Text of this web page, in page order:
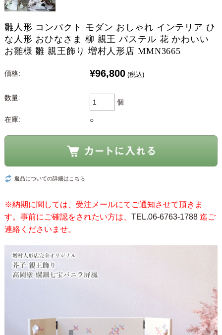
雛人形 コンパクト モダン おしゃれ インテリア ひ
な人形 おひなさま 柳 親王 パステル 花 かわいい
お雛様 雛 親王飾り 増村人形店 MMN3665
価格: ¥96,800 (税込)
数量:
個
在庫: ○
返品についての詳細はこちら
※納期に関しては、受注メールにてご通知させて頂きま
す。事前にご確認をされたい方は、 TEL.06-6763-1788迄ご
連絡くださいませ。